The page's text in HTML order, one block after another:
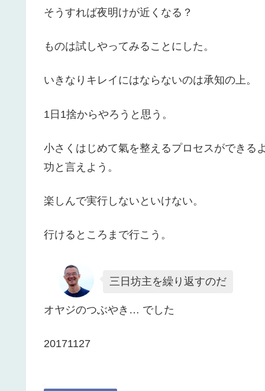
そうすれば夜明けが近くなる？
ものは試しやってみることにした。
いきなりキレイにはならないのは承知の上。
1日1捨からやろうと思う。
小さくはじめて氣を整えるプロセスができる
功と言えよう。
楽しんで実行しないといけない。
行けるところまで行こう。
三日坊主を繰り返すのだ
オヤジのつぶやき… でした
20171127